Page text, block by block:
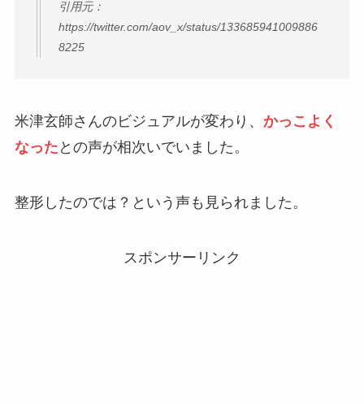
引用元：
https://twitter.com/aov_x/status/133685941009886
8225
米津玄師さんのビジュアルが変わり、 かっこよく
なった との声が相次いでいました。
整形したのでは？という声も見られました。
スポンサーリンク